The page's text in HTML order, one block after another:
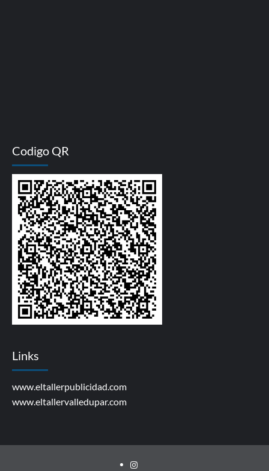
Codigo QR
Links
www.eltallerpublicidad.com
www.eltallervalledupar.com
Instagram